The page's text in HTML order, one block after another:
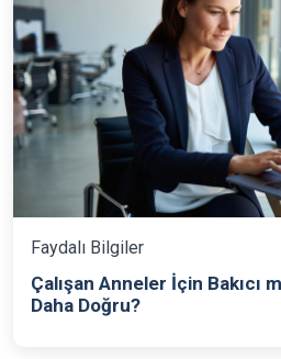
Faydalı Bilgiler
Çalışan Anneler İçin Bakıcı
Daha Doğru?